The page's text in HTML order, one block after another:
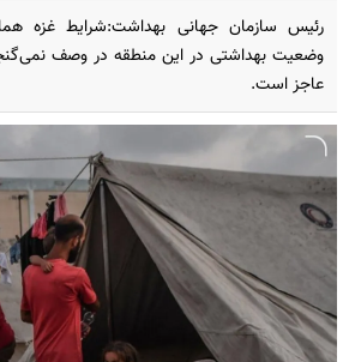
رئیس سازمان جهانی بهداشت:شرایط غزه
وضعیت بهداشتی در این منطقه در وصف
عاجز است.